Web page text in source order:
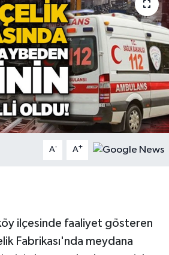
A- A+
ilçesinde faaliyet gösteren
Fabrikası'nda meydana